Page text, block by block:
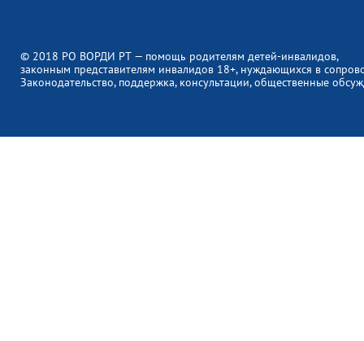
© 2018 РО ВОРДИ РТ — помощь родителям детей-инвалидов,
законным представителям инвалидов 18+, нуждающихся в
Законодательство, поддержка, консультации, общественные